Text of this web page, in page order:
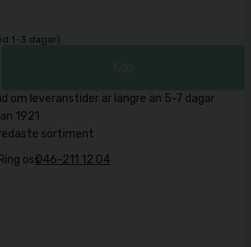
1-3 dagar)
om leveranstider är längre än 5-7 dagar
1921
sortiment
oss046-211 12 04